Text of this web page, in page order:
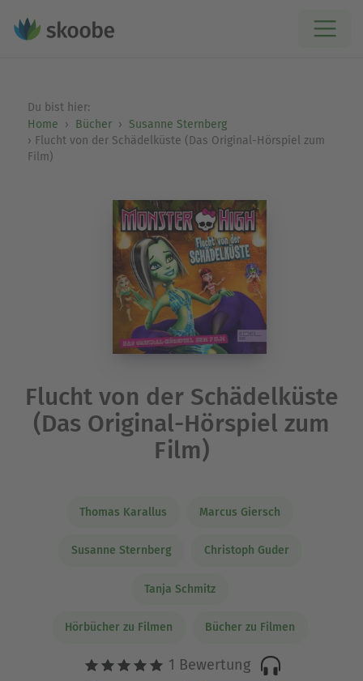
Du bist hier:
Home
Bücher
Susanne Sternberg
Flucht von der Schädelküste (Das Original-Hörspiel zum
Film)
Flucht von der Schädelküste
(Das Original-Hörspiel zum
Film)
Thomas Karallus Marcus Giersch
Susanne Sternberg Christoph Guder
Tanja Schmitz
Hörbücher zu Filmen Bücher zu Filmen
1 Bewertung